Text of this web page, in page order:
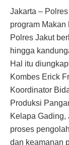
Jakarta –
program Makan
Polres Jakut
hingga
Hal itu
Kombes Erick
Koordinator
Produksi
Kelapa Gading,
proses
dan keamanan